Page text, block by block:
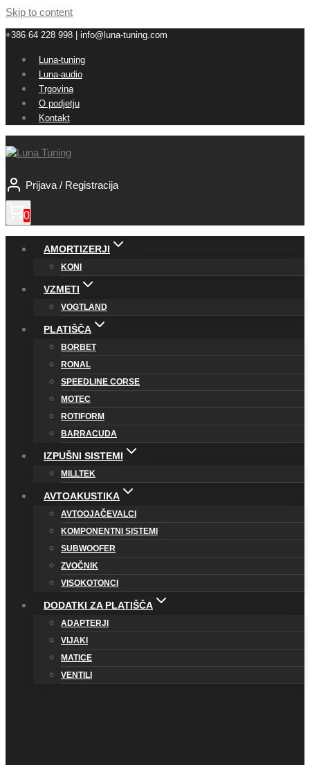
Skip to content
+386 64 228 998 | info@luna-tuning.com
Luna-tuning
Luna-audio
Trgovina
O podjetju
Kontakt
Prijava / Registracija
0
AMORTIZERJI
KONI
VZMETI
VOGTLAND
PLATIŠČA
BORBET
RONAL
SPEEDLINE CORSE
MOTEC
ROTIFORM
BARRACUDA
IZPUŠNI SISTEMI
MILLTEK
AVTOAKUSTIKA
AVTOOJAČEVALCI
KOMPONENTNI SISTEMI
SUBWOOFER
ZVOČNIK
VISOKOTONCI
DODATKI ZA PLATIŠČA
ADAPTERJI
VIJAKI
MATICE
VENTILI